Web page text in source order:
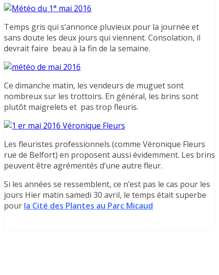
Temps gris qui s’annonce pluvieux pour la journée et
sans doute les deux jours qui viennent. Consolation, il
devrait faire beau à la fin de la semaine.
Ce dimanche matin, les vendeurs de muguet sont
nombreux sur les trottoirs. En général, les brins sont
plutôt maigrelets et pas trop fleuris.
Les fleuristes professionnels (comme Véronique Fleurs
rue de Belfort) en proposent aussi évidemment. Les brins
peuvent être agrémentés d’une autre fleur.
Si les années se ressemblent, ce n’est pas le cas pour les
jours Hier matin samedi 30 avril, le temps était superbe
pour la Cité des Plantes au Parc Micaud